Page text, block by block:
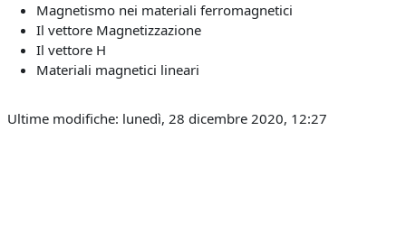
Magnetismo nei materiali ferromagnetici
Il vettore Magnetizzazione
Il vettore H
Materiali magnetici lineari
Ultime modifiche: lunedì, 28 dicembre 2020, 12:27